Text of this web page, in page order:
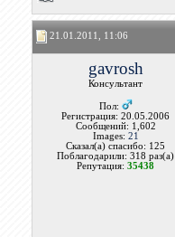
21.01.2011, 11:06
gavrosh
Консультант
Пол:
Регистрация: 20.05.2006
Сообщений: 1,602
Images: 21
Сказал(а) спасибо: 125
Поблагодарили: 318 раз(а)
Репутация:35438